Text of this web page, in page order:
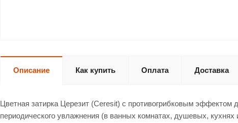
Описание Как купить Оплата Доставка
Цветная затирка Церезит (Ceresit) с противогрибковым
периодического увлажнения (в ванных комнатах, душевых,